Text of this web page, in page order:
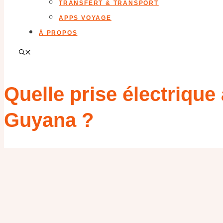
TRANSFERT & TRANSPORT
APPS VOYAGE
À PROPOS
Quelle prise électrique
Guyana ?